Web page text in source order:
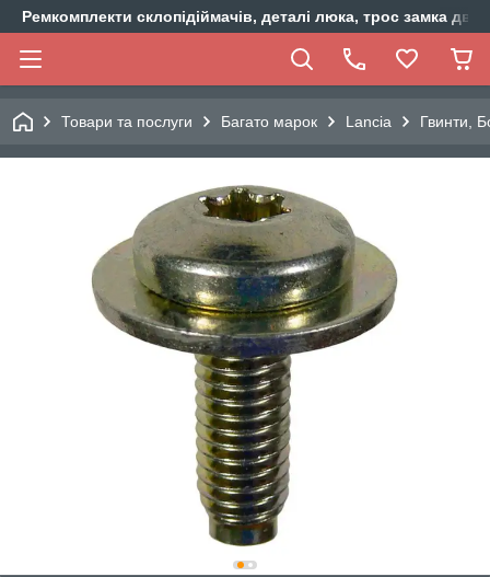
Ремкомплекти склопідіймачів, деталі люка, трос замка
Товари та послуги Багато марок Lancia Гвинти,